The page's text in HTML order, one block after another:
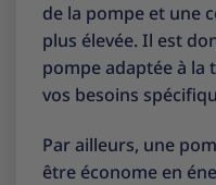
de la pompe et une
plus élevée. Il est
pompe adaptée à la
vos besoins
Par ailleurs, une
être économe en